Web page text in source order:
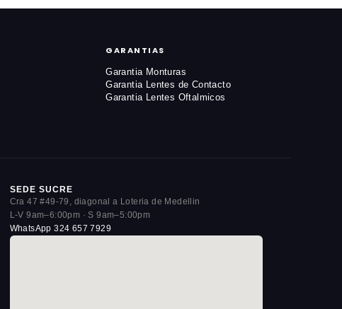
GARANTIAS
Garantia Monturas
Garantia Lentes de Contacto
Garantia Lentes Oftalmicos
SEDE SUCRE
Cra 47 #49-79, diagonal a Loteria de Medellin
L-V 9am–6:00pm · S 9am–5:00pm
WhatsApp 324 657 7929